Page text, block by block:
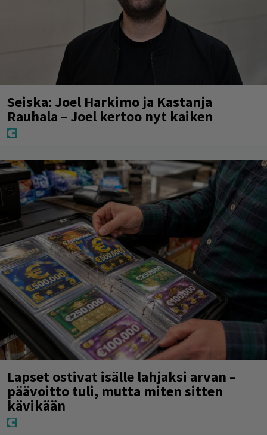
Seiska: Joel Harkimo ja Kastanja
Rauhala – Joel kertoo nyt kaiken
Lapset ostivat isälle lahjaksi arvan –
päävoitto tuli, mutta miten sitten
kävikään